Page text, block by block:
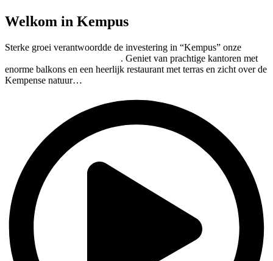
Welkom in Kempus
Sterke groei verantwoordde de investering in “Kempus” onze
. Geniet van prachtige kantoren met
enorme balkons en een heerlijk restaurant met terras en zicht over de
Kempense natuur…